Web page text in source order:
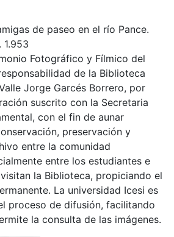
de paseo en el río Pance.
1.953
Fotográfico y Fílmico del
de la Biblioteca
Jorge Garcés Borrero, por
suscrito con la Secretaria
con el fin de aunar
preservación y
entre la comunidad
entre los estudiantes e
la Biblioteca, propiciando el
La universidad Icesi es
proceso de difusión, facilitando
la consulta de las imágenes.